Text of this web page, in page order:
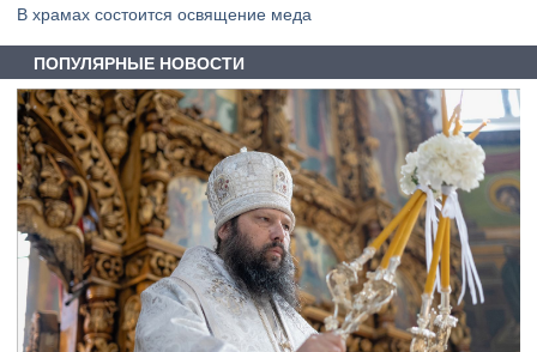
В храмах состоится освящение меда
ПОПУЛЯРНЫЕ НОВОСТИ